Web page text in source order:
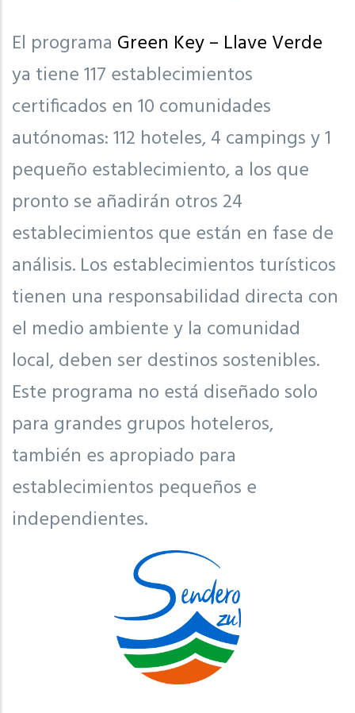
El programa Green Key – Llave Verde
ya tiene 117 establecimientos
certificados en 10 comunidades
autónomas: 112 hoteles, 4 campings y 1
pequeño establecimiento, a los que
pronto se añadirán otros 24
establecimientos que están en fase de
análisis. Los establecimientos turísticos
tienen una responsabilidad directa con
el medio ambiente y la comunidad
local, deben ser destinos sostenibles.
Este programa no está diseñado solo
para grandes grupos hoteleros,
también es apropiado para
establecimientos pequeños e
independientes.